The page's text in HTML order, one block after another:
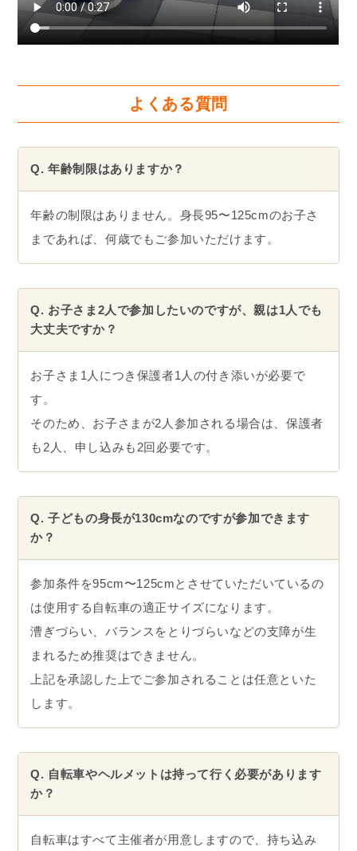
よくある質問
Q. 年齢制限はありますか？
年齢の制限はありません。身長95〜125cmのお子さ
まであれば、何歳でもご参加いただけます。
Q. お子さま2人で参加したいのですが、親は1人でも
大丈夫ですか？
お子さま1人につき保護者1人の付き添いが必要で
す。
そのため、お子さまが2人参加される場合は、保護者
も2人、申し込みも2回必要です。
Q. 子どもの身長が130cmなのですが参加できます
か？
参加条件を95cm〜125cmとさせていただいているの
は使用する自転車の適正サイズになります。
漕ぎづらい、バランスをとりづらいなどの支障が生
まれるため推奨はできません。
上記を承認した上でご参加されることは任意といた
します。
Q. 自転車やヘルメットは持って行く必要があります
か？
自転車はすべて主催者が用意しますので、持ち込み